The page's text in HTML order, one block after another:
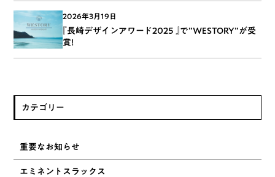
2026年3月19日
『長崎デザインアワード2025 』で”WESTORY”が受
賞!
カテゴリー
重要なお知らせ
エミネントスラックス